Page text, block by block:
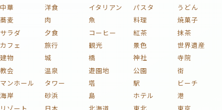
中華
洋食 イタリアン パスタ
うどん
蕎麦
肉 魚 料理
焼菓子
サラダ
夕食 コーヒー 紅茶
抹茶
カフェ
旅行 観光 景色
世界遺産
建物
城 橋 神社
寺院
教会
温泉 遊園地 公園
街
マンホール
タワー 塔 駅
ビーチ
海岸
砂浜 島 ホテル
港